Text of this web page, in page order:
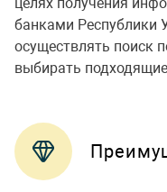
банками Республики
осуществлять поиск
выбирать подходящие